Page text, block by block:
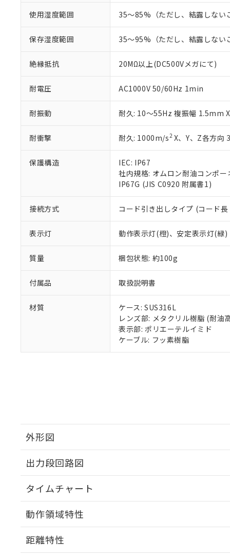
使用湿度範囲 35～85%（ただし、結露しない
保存湿度範囲 35～95%（ただし、結露しない
絶縁抵抗 20MΩ以上(DC500Vメガにて)
耐電圧 AC1000V 50/60Hz 1min
耐振動 耐久: 10～55Hz 複振幅 1.5mm
耐衝撃 耐久: 1000m/s2X、Y、Z各方向
保護構造
IEC: IP67
社内規格: オムロン耐油コンポ
IP67G (JIS C0920 附属書1)
接続方式 コード引き出しタイプ (コード
表示灯 動作表示灯(橙)、安定表示灯(緑)
質量 梱包状態: 約100g
付属品 取扱説明書
材質
ケース: SUS316L
レンズ部: メタクリル樹脂 (耐油
表示部: ポリエーテルイミド
ケーブル: フッ素樹脂
外形図
出力段回路図
タイムチャート
動作領域特性
距離特性
当社制御機
在庫状況お
い。
正式な納期
オムロン制
在庫状況お
す。
マイパーツ
ている必要
さい。
※当社の共同
フタル酸ビス(2-エチル
ル（DBP） 1000ppm
但し、RoHS指令で産業
フタル酸エステル類の
部品在庫の切り替
※3 非含有証明
下記の非含有証明
51物質の非含有証
※本証明書は発行
また、RoHS指令
混在することから
既に当社にて対応
り割愛しております
Pb(鉛) :1000ppm、 Hg(
DEHP(フタル酸ビス(2-
※2 環境保護使用
「ｅ」：有害物質
「10」：通常の使
味します。
「－」：未確認で
などの必要
当社は規制
ます。
当社は貴社
また当社は
たしません。
機器販
空
白
受注生